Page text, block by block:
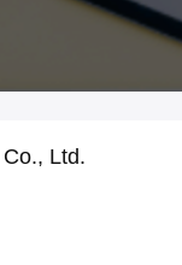
Ltd.